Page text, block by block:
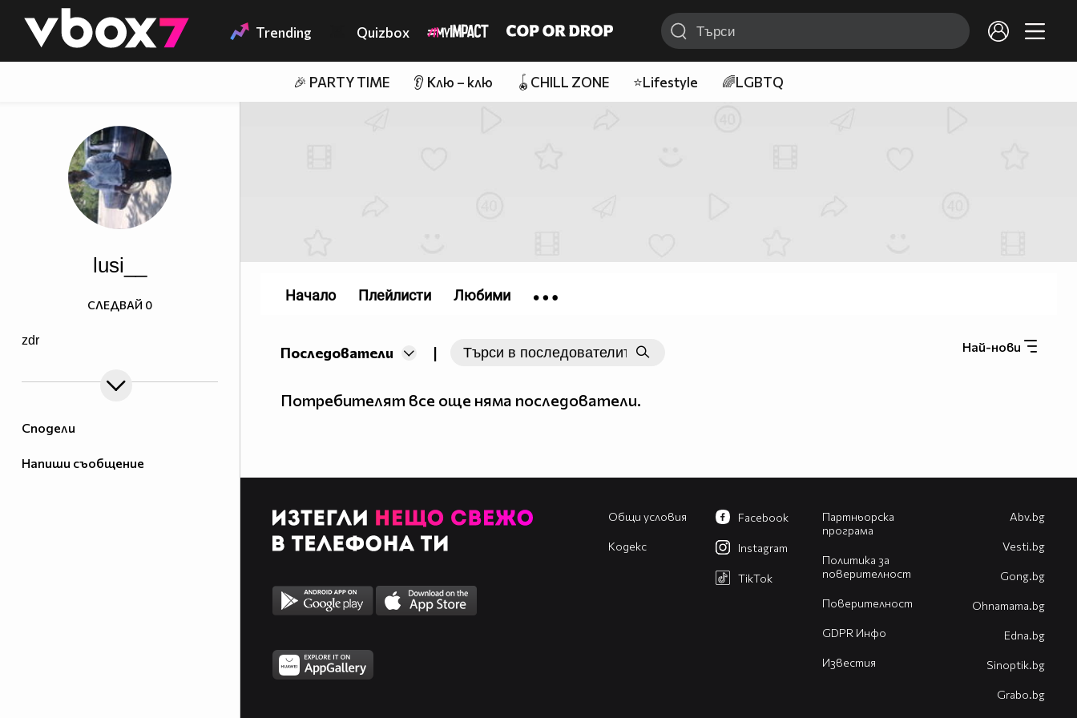
👾 Trending Quizbox
🎉 PARTY TIME 👂 Клю – клю 🪀CHILL ZONE ⭐Lifestyle 🌈LGBTQ
Сподели
Напиши съобщение
lusi__
zdr
СЛЕДВАЙ 0
Последователи | Най-нови
Потребителят все още няма последователи.
Начало Плейлисти Любими
Общи условия
Кодекс
Партньорска
програма
Политика за
поверителност
Поверителност
GDPR Инфо
Известия
Facebook
Instagram
TikTok
Abv.bg
Vesti.bg
Gong.bg
Оhnamama.bg
Edna.bg
Sinoptik.bg
Grabo.bg